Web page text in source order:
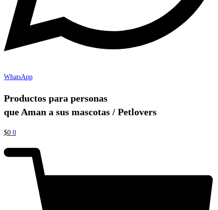
WhatsApp
Productos para personas
que Aman a sus mascotas / Petlovers
$0 0